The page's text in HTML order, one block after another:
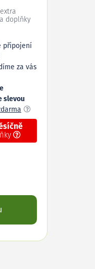
doplňky
připojení
za vás
slevou